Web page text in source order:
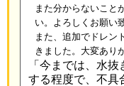
また分からないこと
い。よろしくお願い
また、追加でドレン
きました。大変あり
「今までは、水
する程度で、不具